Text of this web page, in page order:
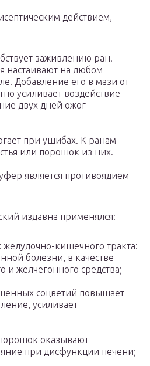
действием,
заживлению ран.
настаивают на любом
Добавление его в мази от
усиливает воздействие
двух дней ожог
при ушибах. К ранам
или порошок из них.
является противоядием
издавна применялся:
желудочно-кишечного тракта:
болезни, в качестве
и желчегонного средства;
соцветий повышает
усиливает
оказывают
при дисфункции печени;